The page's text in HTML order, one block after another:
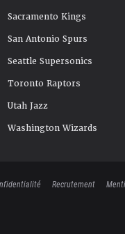
Sacramento Kings
San Antonio Spurs
Seattle Supersonics
Toronto Raptors
Utah Jazz
Washington Wizards
Recrutement